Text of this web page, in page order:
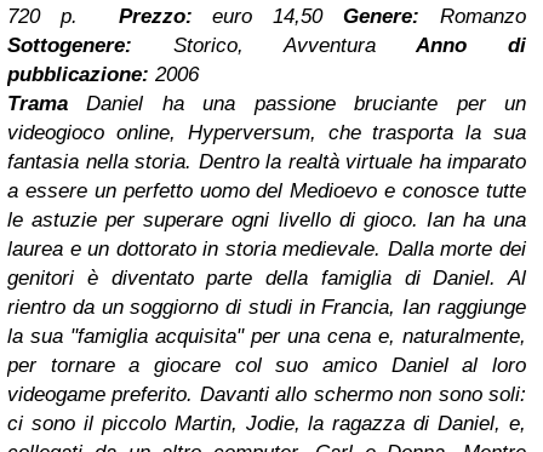
720 p. Prezzo:euro 14,50 Genere:Romanzo
Sottogenere: Storico, Avventura
Anno di
pubblicazione: 2006
Trama
Daniel ha una passione bruciante per un
videogioco online, Hyperversum, che trasporta la sua
fantasia nella storia. Dentro la realtà virtuale ha imparato
a essere un perfetto uomo del Medioevo e conosce tutte
le astuzie per superare ogni livello di gioco. Ian ha una
laurea e un dottorato in storia medievale. Dalla morte dei
genitori è diventato parte della famiglia di Daniel. Al
rientro da un soggiorno di studi in Francia, Ian raggiunge
la sua "famiglia acquisita" per una cena e, naturalmente,
per tornare a giocare col suo amico Daniel al loro
videogame preferito. Davanti allo schermo non sono soli:
ci sono il piccolo Martin, Jodie, la ragazza di Daniel, e,